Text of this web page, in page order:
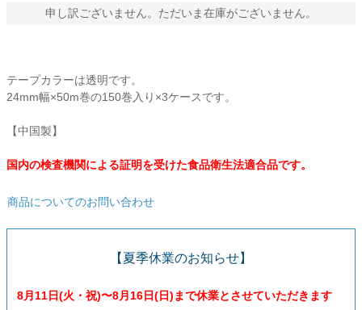
両面テープ
店舗・ディスプレイ用品
文具・事務用品
衛生用品・ヘルスケア
感染防止関連商品
申し訳ございません。ただいま在庫がございません。
テープカラーは透明です。
24mm幅×50m巻の150巻入り×3ケースです。
【中国製】
国内の検査機関による証明を受けた食品衛生法適合品です。
商品についてのお問い合わせ
【夏季休業のお知らせ】
8月11日(火・祝)〜8月16日(日)まで休業とさせていただきます